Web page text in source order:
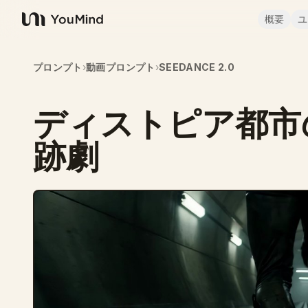
YouMind
概要
プロンプト ›動画プロンプト ›SEEDANCE 2.0
ディストピア都
跡劇